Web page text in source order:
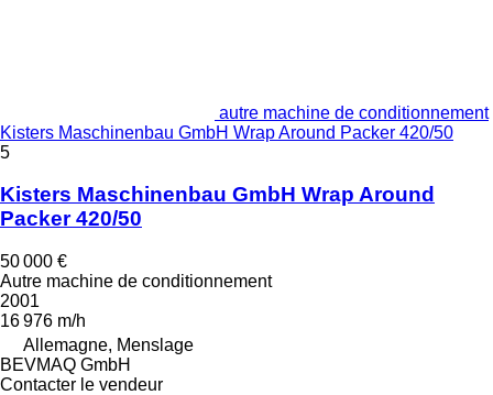
autre machine de conditionnement
Kisters Maschinenbau GmbH Wrap Around Packer 420/50
5
Kisters Maschinenbau GmbH Wrap Around
Packer 420/50
50 000 €
Autre machine de conditionnement
2001
16 976 m/h
Allemagne, Menslage
BEVMAQ GmbH
Contacter le vendeur